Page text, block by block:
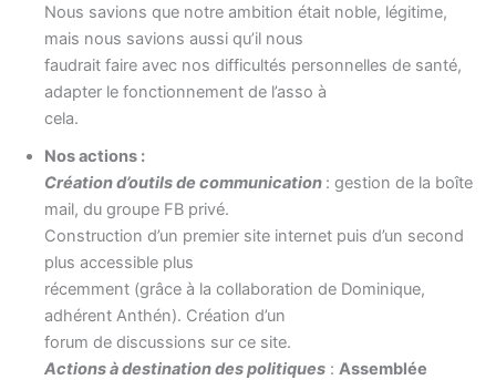
Nous savions que notre ambition était noble, légitime,
mais nous savions aussi qu’il nous
faudrait faire avec nos difficultés personnelles de santé,
adapter le fonctionnement de l’asso à
cela.
Nos actions :
Création d’outils de communication : gestion de la boîte
mail, du groupe FB privé.
Construction d’un premier site internet puis d’un second
plus accessible plus
récemment (grâce à la collaboration de Dominique,
adhérent Anthén). Création d’un
forum de discussions sur ce site.
Actions à destination des politiques : Assemblée